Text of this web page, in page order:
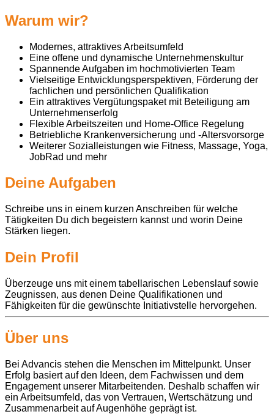
Warum wir?
Modernes, attraktives Arbeitsumfeld
Eine offene und dynamische Unternehmenskultur
Spannende Aufgaben im hochmotivierten Team
Vielseitige Entwicklungsperspektiven, Förderung der
fachlichen und persönlichen Qualifikation
Ein attraktives Vergütungspaket mit Beteiligung am
Unternehmenserfolg
Flexible Arbeitszeiten und Home-Office Regelung
Betriebliche Krankenversicherung und -Altersvorsorge
Weiterer Sozialleistungen wie Fitness, Massage, Yoga,
JobRad und mehr
Deine Aufgaben
Schreibe uns in einem kurzen Anschreiben für welche
Tätigkeiten Du dich begeistern kannst und worin Deine
Stärken liegen.
Dein Profil
Überzeuge uns mit einem tabellarischen Lebenslauf sowie
Zeugnissen, aus denen Deine Qualifikationen und
Fähigkeiten für die gewünschte Initiativstelle hervorgehen.
Über uns
Bei Advancis stehen die Menschen im Mittelpunkt. Unser
Erfolg basiert auf den Ideen, dem Fachwissen und dem
Engagement unserer Mitarbeitenden. Deshalb schaffen wir
ein Arbeitsumfeld, das von Vertrauen, Wertschätzung und
Zusammenarbeit auf Augenhöhe geprägt ist.